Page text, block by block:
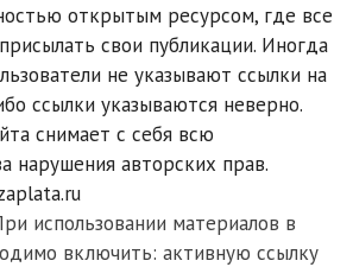
открытым ресурсом, где все
свои публикации. Иногда
не указывают ссылки на
ссылки указываются неверно.
снимает с себя всю
нарушения авторских прав.
использовании материалов в
включить: активную ссылку